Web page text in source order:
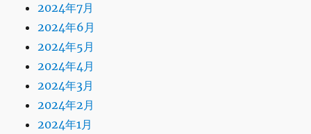
2024年7月
2024年6月
2024年5月
2024年4月
2024年3月
2024年2月
2024年1月